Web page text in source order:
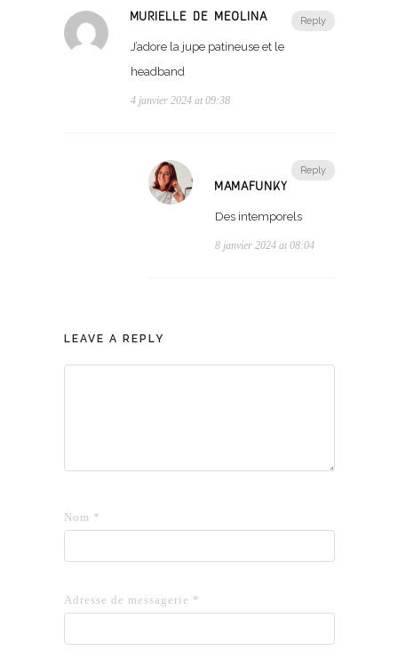
Reply
MURIELLE DE MEOLINA
J’adore la jupe patineuse et le
headband
4 janvier 2024 at 09:38
Reply
MAMAFUNKY
Des intemporels
8 janvier 2024 at 08:04
LEAVE A REPLY
Nom *
Adresse de messagerie *